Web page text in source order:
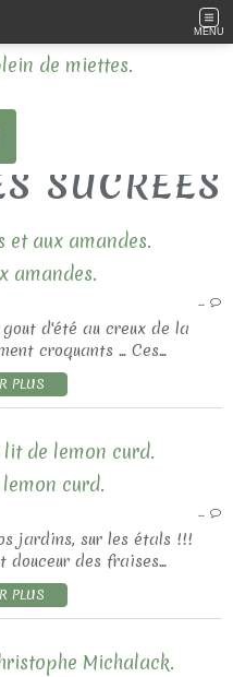
MENU
SUCREES
aux amandes.
…
d'été au creux de la
croquants ... Ces...
PLUS
de lemon curd.
…
jardins, sur les étals !!!
des fraises...
PLUS
Michalack.